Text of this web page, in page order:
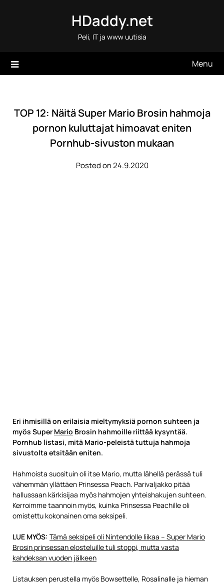
HDaddy.net
Peli, IT ja www uutisia
Menu
TOP 12: Näitä Super Mario Brosin hahmoja
pornon kuluttajat himoavat eniten
Pornhub-sivuston mukaan
Posted on 24.9.2020
Eri ihmisillä on erilaisia mieltymyksiä pornon suhteen ja
myös Super Mario Brosin hahmoille riittää kysyntää.
Pornhub listasi, mitä Mario-peleistä tuttuja hahmoja
sivustolta etsitään eniten.
Hahmoista suosituin oli itse Mario, mutta lähellä perässä tuli
vähemmän yllättäen Prinsessa Peach. Parivaljakko pitää
hallussaan kärkisijaa myös hahmojen yhteishakujen suhteen.
Kerroimme taannoin myös, kuinka Prinsessa Peachille oli
omistettu kokonainen oma seksipeli.
LUE MYÖS: Tämä seksipeli oli Nintendolle liikaa – Super Mario
Brosin prinsessan elosteluille tuli stoppi, mutta vasta
kahdeksan vuoden jälkeen
Listauksen perustella myös Bowsettelle, Rosalinalle ja hieman